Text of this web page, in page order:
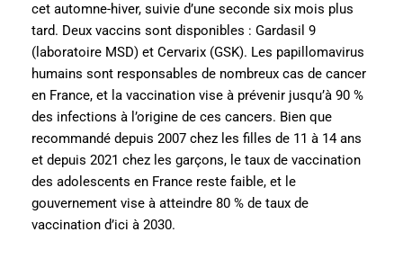
cet automne-hiver, suivie d’une seconde six mois plus
tard. Deux vaccins sont disponibles : Gardasil 9
(laboratoire MSD) et Cervarix (GSK). Les papillomavirus
humains sont responsables de nombreux cas de cancer
en France, et la vaccination vise à prévenir jusqu’à 90 %
des infections à l’origine de ces cancers. Bien que
recommandé depuis 2007 chez les filles de 11 à 14 ans
et depuis 2021 chez les garçons, le taux de vaccination
des adolescents en France reste faible, et le
gouvernement vise à atteindre 80 % de taux de
vaccination d’ici à 2030.